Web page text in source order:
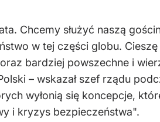
Chcemy służyć naszą
w tej części globu. Cieszę
bardziej powszechne i
– wskazał szef rządu
wyłonią się koncepcje,
i kryzys bezpieczeństwa".